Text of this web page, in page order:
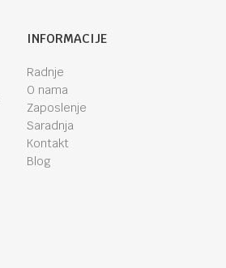
INFORMACIJE
Radnje
O nama
Zaposlenje
Saradnja
Kontakt
Blog